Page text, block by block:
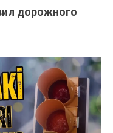
дорожного